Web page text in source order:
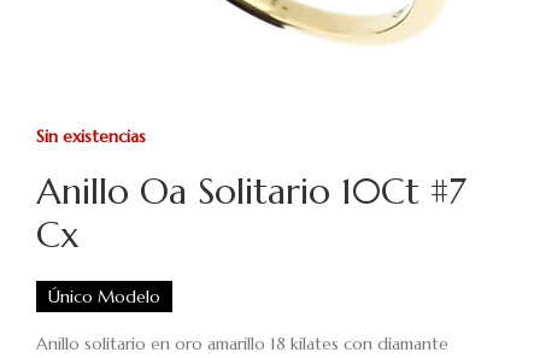
Anillo Oa Solitario 10Ct #7
Cx
Único Modelo
Anillo solitario en oro amarillo 18 kilates con diamante
Sin existencias